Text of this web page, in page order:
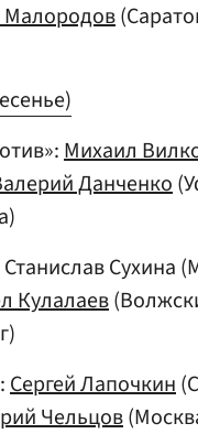
Михаил
Данченко
Сухина
Кулалаев
Сергей Лапочкин
Чельцов